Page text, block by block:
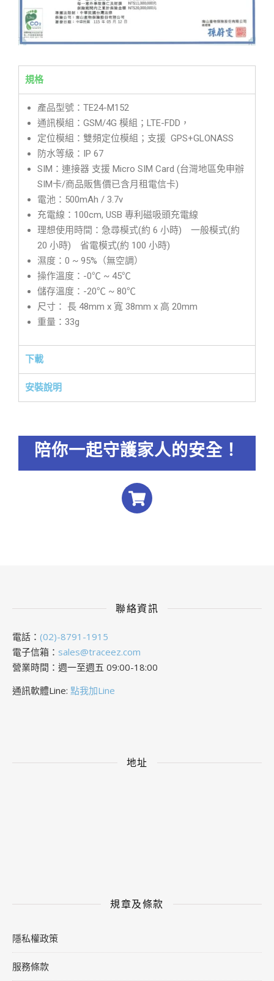
規格
產品型號：TE24-M152
通訊模組：GSM/4G 模組；LTE-FDD，
定位模組：雙頻定位模組；支援 GPS+GLONASS
防水等級：IP 67
SIM：連接器 支援 Micro SIM Card (台灣地區免申辦
SIM卡/商品販售價已含月租電信卡)
電池：500mAh / 3.7v
充電線：100cm, USB 專利磁吸頭充電線
理想使用時間：急尋模式(約 6 小時) 一般模式(約
20 小時) 省電模式(約 100 小時)
濕度：0 ~ 95%（無空調）
操作溫度：-0℃ ~ 45℃
儲存溫度：-20℃ ~ 80℃
尺寸： 長 48mm x 寬 38mm x 高 20mm
重量：33g
下載
安裝說明
陪你一起守護家人的安全！
聯絡資訊
電話： (02)-8791-1915
電子信箱： sales@traceez.com
營業時間：週一至週五 09:00-18:00
通訊軟體Line: 點我加Line
地址
規章及條款
隱私權政策
服務條款